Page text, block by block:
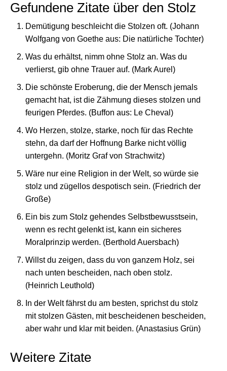
Gefundene Zitate über den Stolz
Demütigung beschleicht die Stolzen oft. (Johann
Wolfgang von Goethe aus: Die natürliche Tochter)
Was du erhältst, nimm ohne Stolz an. Was du
verlierst, gib ohne Trauer auf. (Mark Aurel)
Die schönste Eroberung, die der Mensch jemals
gemacht hat, ist die Zähmung dieses stolzen und
feurigen Pferdes. (Buffon aus: Le Cheval)
Wo Herzen, stolze, starke, noch für das Rechte
stehn, da darf der Hoffnung Barke nicht völlig
untergehn. (Moritz Graf von Strachwitz)
Wäre nur eine Religion in der Welt, so würde sie
stolz und zügellos despotisch sein. (Friedrich der
Große)
Ein bis zum Stolz gehendes Selbstbewusstsein,
wenn es recht gelenkt ist, kann ein sicheres
Moralprinzip werden. (Berthold Auersbach)
Willst du zeigen, dass du von ganzem Holz, sei
nach unten bescheiden, nach oben stolz.
(Heinrich Leuthold)
In der Welt fährst du am besten, sprichst du stolz
mit stolzen Gästen, mit bescheidenen bescheiden,
aber wahr und klar mit beiden. (Anastasius Grün)
Weitere Zitate